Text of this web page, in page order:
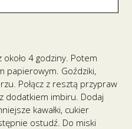
4 godziny. Potem
papierowym. Goździki,
Połącz z resztą przypraw
dodatkiem imbiru. Dodaj
kawałki, cukier
ostudź. Do miski